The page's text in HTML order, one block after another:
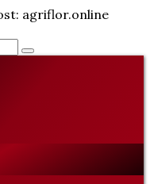
agriflor.online